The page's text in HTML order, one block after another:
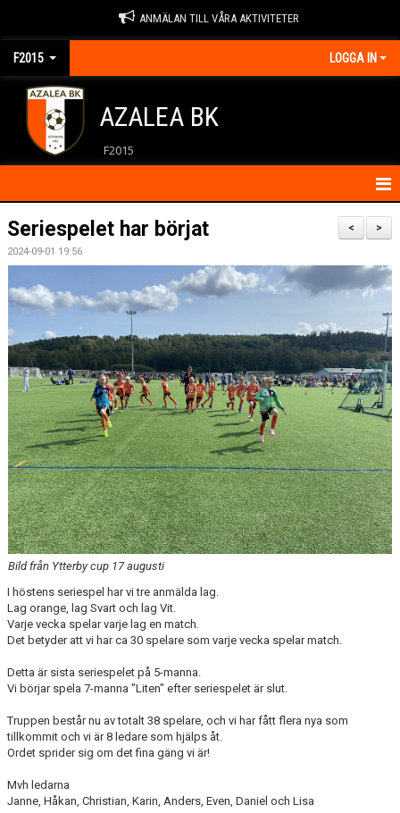
ANMÄLAN TILL VÅRA AKTIVITETER
F2015 LOGGA IN
AZALEA BK
F2015
HEM
KALENDER
KONTAKT
MATCHER
NYHETER
>
<
Seriespelet har börjat
2024-09-01 19:56
Bild från Ytterby cup 17 augusti
I höstens seriespel har vi tre anmälda lag.
Lag orange, lag Svart och lag Vit.
Varje vecka spelar varje lag en match.
Det betyder att vi har ca 30 spelare som varje vecka spelar match.
Detta är sista seriespelet på 5-manna.
Vi börjar spela 7-manna "Liten" efter seriespelet är slut.
Truppen består nu av totalt 38 spelare, och vi har fått flera nya som
tillkommit och vi är 8 ledare som hjälps åt.
Ordet sprider sig om det fina gäng vi är!
Mvh ledarna
Janne, Håkan, Christian, Karin, Anders, Even, Daniel och Lisa